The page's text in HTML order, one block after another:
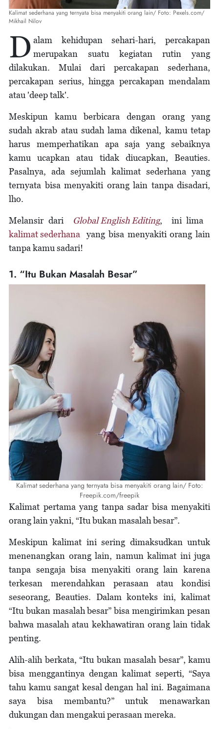
Kalimat sederhana yang ternyata bisa menyakiti orang lain/ Foto: Pexels.com/
Mikhail Nilov
D alam kehidupan sehari-hari, percakapan
merupakan suatu kegiatan rutin yang
dilakukan. Mulai dari percakapan sederhana,
percakapan serius, hingga percakapan mendalam
atau 'deep talk'.
Meskipun kamu berbicara dengan orang yang
sudah akrab atau sudah lama dikenal, kamu tetap
harus memperhatikan apa saja yang sebaiknya
kamu ucapkan atau tidak diucapkan, Beauties.
Pasalnya, ada sejumlah kalimat sederhana yang
ternyata bisa menyakiti orang lain tanpa disadari,
lho.
Melansir dari Global English Editing, ini lima
kalimat sederhana yang bisa menyakiti orang lain
tanpa kamu sadari!
1. “Itu Bukan Masalah Besar”
Kalimat sederhana yang ternyata bisa menyakiti orang lain/ Foto:
Freepik.com/freepik
Kalimat pertama yang tanpa sadar bisa menyakiti
orang lain yakni, “Itu bukan masalah besar”.
Meskipun kalimat ini sering dimaksudkan untuk
menenangkan orang lain, namun kalimat ini juga
tanpa sengaja bisa menyakiti orang lain karena
terkesan merendahkan perasaan atau kondisi
seseorang, Beauties. Dalam konteks ini, kalimat
“Itu bukan masalah besar” bisa mengirimkan pesan
bahwa masalah atau kekhawatiran orang lain tidak
penting.
Alih-alih berkata, “Itu bukan masalah besar”, kamu
bisa menggantinya dengan kalimat seperti, “Saya
tahu kamu sangat kesal dengan hal ini. Bagaimana
saya bisa membantu?” untuk menawarkan
dukungan dan mengakui perasaan mereka.